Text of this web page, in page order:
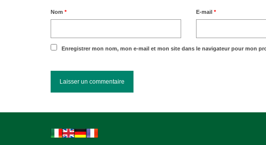
Nom * E-mail *
Enregistrer mon nom, mon e-mail et mon site dans le navigateur pour mon